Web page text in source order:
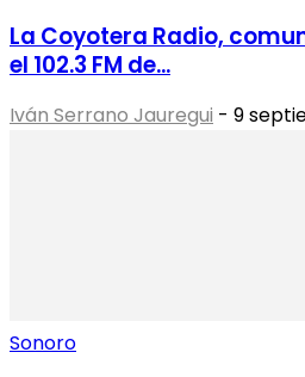
La Coyotera Radio,
el 102.3 FM de...
Iván Serrano Jauregui - 9
Sonoro